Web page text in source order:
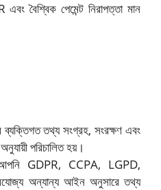
বৈশ্বিক পেমেন্ট নিরাপত্তা মান
ব্যক্তিগত তথ্য সংগ্রহ, সংরক্ষণ এবং
পরিচালিত হয়।
আপনি GDPR, CCPA, LGPD,
অন্যান্য আইন অনুসারে তথ্য